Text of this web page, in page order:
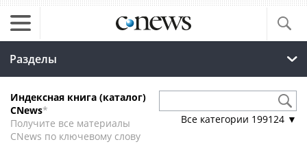
Разделы
Индексная книга (каталог)
CNews*
Получите все материалы
CNews по ключевому слову
Все категории 199124 ▼